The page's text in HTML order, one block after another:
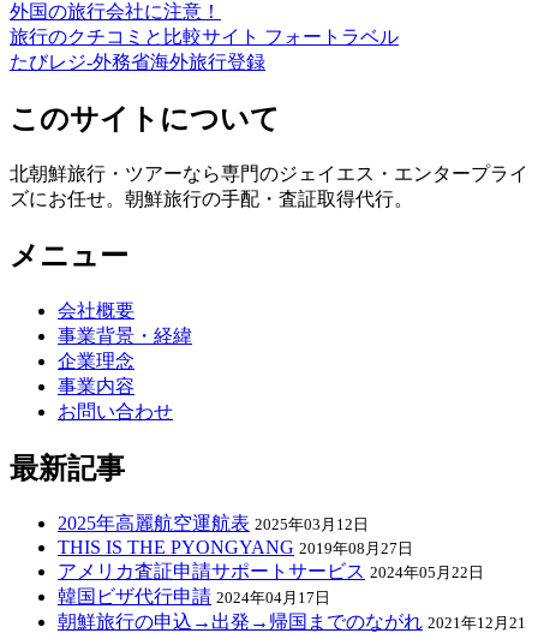
外国の旅行会社に注意！
旅行のクチコミと比較サイト フォートラベル
たびレジ-外務省海外旅行登録
このサイトについて
北朝鮮旅行・ツアーなら専門のジェイエス・エンタープライ
ズにお任せ。朝鮮旅行の手配・査証取得代行。
メニュー
会社概要
事業背景・経緯
企業理念
事業内容
お問い合わせ
最新記事
2025年高麗航空運航表 2025年03月12日
THIS IS THE PYONGYANG 2019年08月27日
アメリカ査証申請サポートサービス 2024年05月22日
韓国ビザ代行申請 2024年04月17日
朝鮮旅行の申込→出発→帰国までのながれ 2021年12月21